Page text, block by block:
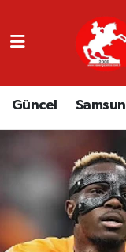
Güncel Samsun
GÜNCEL
SAMSUN
EKONOMİ
YAŞAM